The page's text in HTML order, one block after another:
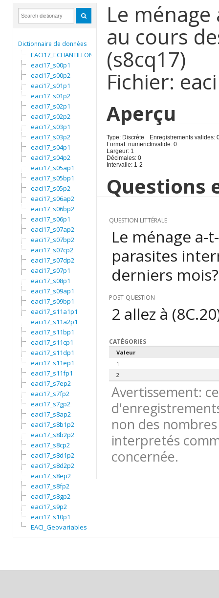
Dictionnaire de données
EACI17_ECHANTILLON
eaci17_s00p1
eaci17_s00p2
eaci17_s01p1
eaci17_s01p2
eaci17_s02p1
eaci17_s02p2
eaci17_s03p1
eaci17_s03p2
eaci17_s04p1
eaci17_s04p2
eaci17_s05ap1
eaci17_s05bp1
eaci17_s05p2
eaci17_s06ap2
eaci17_s06bp2
eaci17_s06p1
eaci17_s07ap2
eaci17_s07bp2
eaci17_s07cp2
eaci17_s07dp2
eaci17_s07p1
eaci17_s08p1
eaci17_s09ap1
eaci17_s09bp1
eaci17_s11a1p1
eaci17_s11a2p1
eaci17_s11bp1
eaci17_s11cp1
eaci17_s11dp1
eaci17_s11ep1
eaci17_s11fp1
eaci17_s7ep2
eaci17_s7fp2
eaci17_s7gp2
eaci17_s8ap2
eaci17_s8b1p2
eaci17_s8b2p2
eaci17_s8cp2
eaci17_s8d1p2
eaci17_s8d2p2
eaci17_s8ep2
eaci17_s8fp2
eaci17_s8gp2
eaci17_s9p2
eaci17_s10p1
EACI_Geovariables
Le
au cours
(s8cq17)
Fichier:
Aperçu
Type: Discrète
Format: numeric
Largeur: 1
Décimales: 0
Intervalle: 1-2
Enregistrements valides:
Invalide: 0
Questions
QUESTION LITTÉRALE
Le ménage
parasites
derniers mois?
POST-QUESTION
2 allez à
CATÉGORIES
Valeur
1
2
Avertissement:
non des
interpretés
concernée.